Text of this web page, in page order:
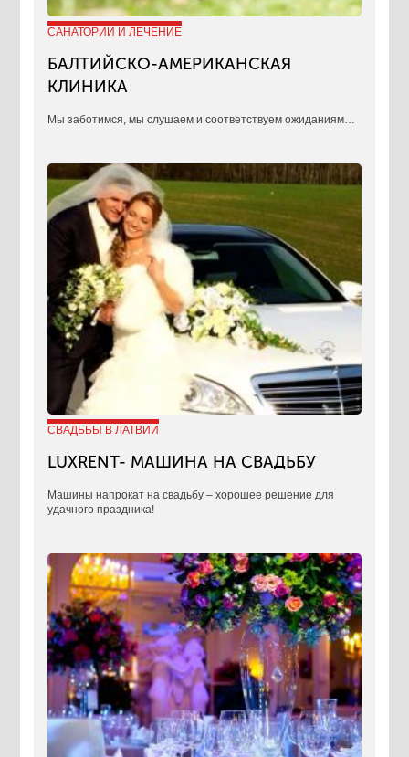
САНАТОРИИ И ЛЕЧЕНИЕ
БАЛТИЙСКО-АМЕРИКАНСКАЯ
КЛИНИКА
​Мы заботимся, мы слушаем и соответствуем ожиданиям…
СВАДЬБЫ В ЛАТВИИ
LUXRENT- МАШИНА НА СВАДЬБУ
​Машины напрокат на свадьбу – хорошее решение для
удачного праздника!